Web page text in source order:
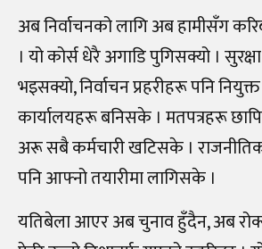
अब निर्वाचनको लागि अब हामीसँग
। यो कोर्स धेरै अगाडि पुगिसक्यो ।
भइसक्यो, निर्वाचन प्रहरीहरू पनि
कार्यालयहरू बनिसके । मतपत्रहरू
अरू सबै कर्मचारी खटिसके ।
पनि आफ्नो तयारीमा लागिसके ।
यतिबेला आएर अब चुनाव हुँदैन, अब